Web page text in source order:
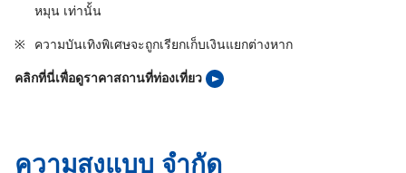
หมุน เท่านั้น
※ ความบันเทิงพิเศษจะถูกเรียกเก็บเงินแยกต่างหาก
คลิกที่นี่เพื่อดูราคาสถานที่ท่องเที่ยว
ความสูงแบบ จำกัด